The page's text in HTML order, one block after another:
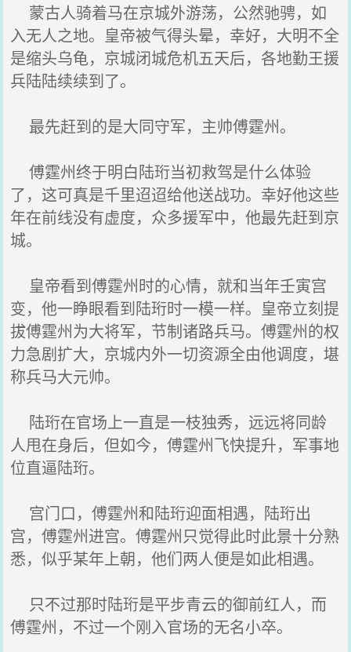
蒙古人骑着马在京城外游荡，公然驰骋，如
入无人之地。皇帝被气得头晕，幸好，大明不全
是缩头乌龟，京城闭城危机五天后，各地勤王援
兵陆陆续续到了。
最先赶到的是大同守军，主帅傅霆州。
傅霆州终于明白陆珩当初救驾是什么体验
了，这可真是千里迢迢给他送战功。幸好他这些
年在前线没有虚度，众多援军中，他最先赶到京
城。
皇帝看到傅霆州时的心情，就和当年壬寅宫
变，他一睁眼看到陆珩时一模一样。皇帝立刻提
拔傅霆州为大将军，节制诸路兵马。傅霆州的权
力急剧扩大，京城内外一切资源全由他调度，堪
称兵马大元帅。
陆珩在官场上一直是一枝独秀，远远将同龄
人甩在身后，但如今，傅霆州飞快提升，军事地
位直逼陆珩。
宫门口，傅霆州和陆珩迎面相遇，陆珩出
宫，傅霆州进宫。傅霆州只觉得此时此景十分熟
悉，似乎某年上朝，他们两人便是如此相遇。
只不过那时陆珩是平步青云的御前红人，而
傅霆州，不过一个刚入官场的无名小卒。